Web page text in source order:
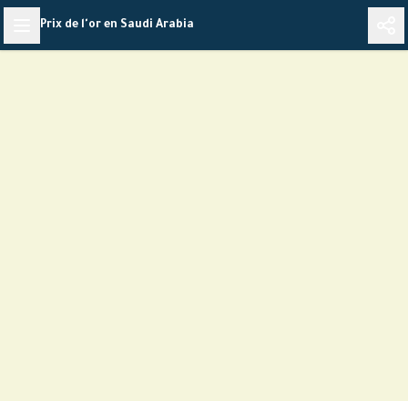
Skip
content
Prix de l'or en Saudi Arabia